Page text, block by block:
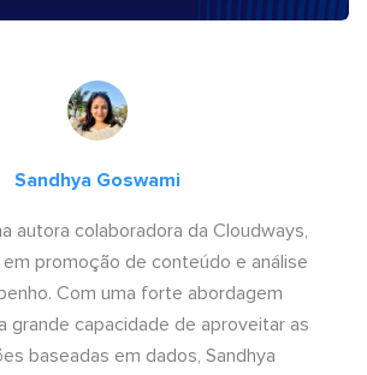
Sandhya Goswami
autora colaboradora da Cloudways,
em promoção de conteúdo e análise
Com uma forte abordagem
grande capacidade de aproveitar as
baseadas em dados, Sandhya